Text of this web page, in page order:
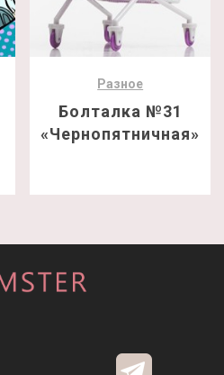
Разное
Болталка №31
«Чернопятничная»